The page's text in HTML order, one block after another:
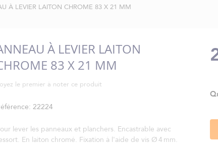
À LEVIER LAITON CHROME 83 X 21 MM
À LEVIER LAITON
83 X 21 MM
le premier à noter ce produit
22224
lever les panneaux et planchers. Encastrable avec
En laiton chromé. Fixation à l'aide de vis Ø 4 mm.